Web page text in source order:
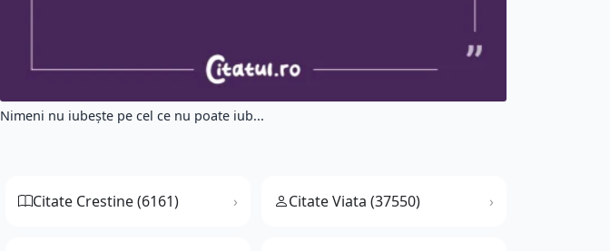
Nimeni nu iubeşte pe cel ce nu poate iub...
Citate Crestine (6161) Citate Viata (37550)